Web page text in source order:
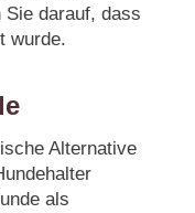
darauf, dass
wurde.
Alternative
als